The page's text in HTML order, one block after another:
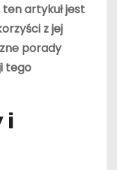
artykuł jest
z jej
porady
tego
i